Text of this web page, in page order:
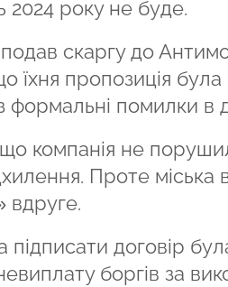
2024 року не буде.
скаргу до
їхня пропозиція
формальні помилки в
компанія не
Проте
вдруге.
підписати договір
боргів за